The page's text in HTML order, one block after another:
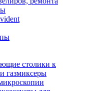
столики к
газмиксеры